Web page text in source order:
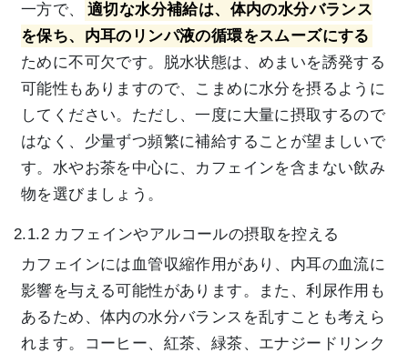
一方で、
適切な水分補給は、体内の水分バランス
を保ち、内耳のリンパ液の循環をスムーズにする
ために不可欠です。脱水状態は、めまいを誘発する
可能性もありますので、こまめに水分を摂るように
してください。ただし、一度に大量に摂取するので
はなく、少量ずつ頻繁に補給することが望ましいで
す。水やお茶を中心に、カフェインを含まない飲み
物を選びましょう。
2.1.2 カフェインやアルコールの摂取を控える
カフェインには血管収縮作用があり、内耳の血流に
影響を与える可能性があります。また、利尿作用も
あるため、体内の水分バランスを乱すことも考えら
れます。コーヒー、紅茶、緑茶、エナジードリンク